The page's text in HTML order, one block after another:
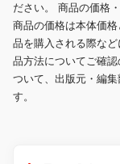
ださい。 商品の価格
商品の価格は本体価
品を購入される際な
品方法についてご確
ついて、出版元・編
す。